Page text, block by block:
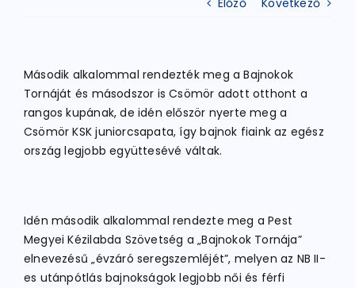
KERÉKPÁR
EGYÉB SPORTÁGAK
ELÉRHETŐSÉGEK
Előző Következő
Második alkalommal rendezték meg a Bajnokok
Tornáját és másodszor is Csömör adott otthont a
rangos kupának, de idén először nyerte meg a
Csömör KSK juniorcsapata, így bajnok fiaink az egész
ország legjobb együttesévé váltak.
Idén második alkalommal rendezte meg a Pest
Megyei Kézilabda Szövetség a „Bajnokok Tornája”
elnevezésű „évzáró seregszemléjét”, melyen az NB II-
es utánpótlás bajnokságok legjobb női és férfi